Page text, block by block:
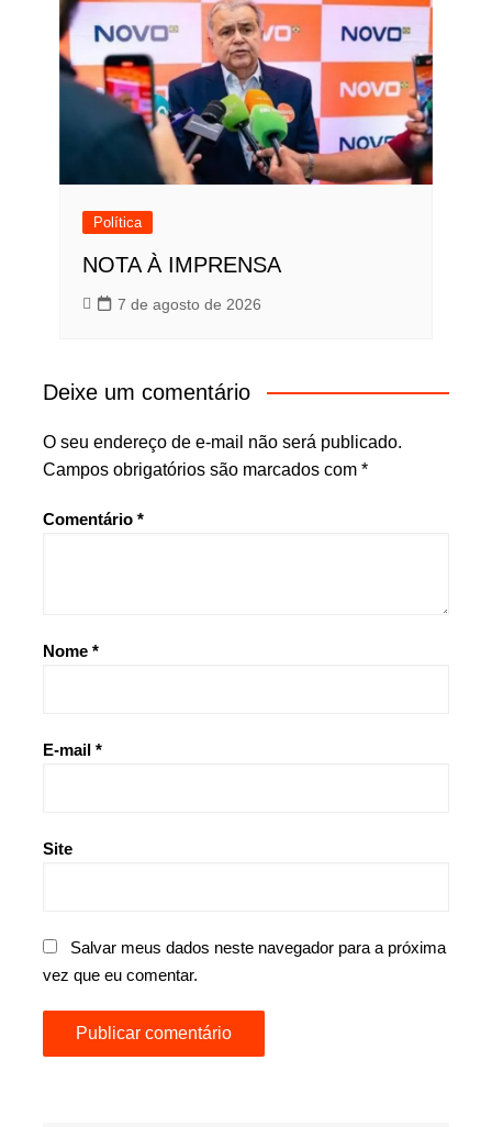
Política
NOTA À IMPRENSA
7 de agosto de 2026
Deixe um comentário
O seu endereço de e-mail não será publicado.
Campos obrigatórios são marcados com *
Comentário *
Nome *
E-mail *
Site
Salvar meus dados neste navegador para a próxima
vez que eu comentar.